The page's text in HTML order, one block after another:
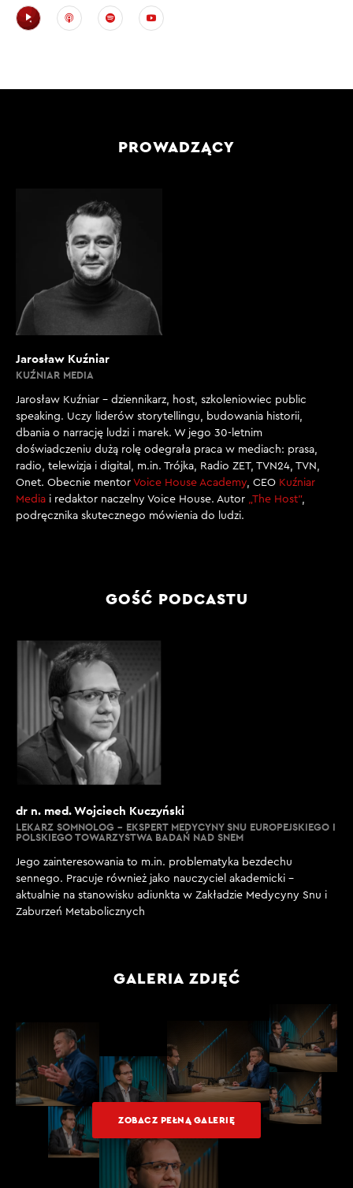
PROWADZĄCY
Jarosław Kuźniar
KUŹNIAR MEDIA
Jarosław Kuźniar – dziennikarz, host, szkoleniowiec public
speaking. Uczy liderów storytellingu, budowania historii,
dbania o narrację ludzi i marek. W jego 30-letnim
doświadczeniu dużą rolę odegrała praca w mediach: prasa,
radio, telewizja i digital, m.in. Trójka, Radio ZET, TVN24, TVN,
Onet. Obecnie mentor Voice House Academy, CEO Kuźniar
Media i redaktor naczelny Voice House. Autor „The Host”,
podręcznika skutecznego mówienia do ludzi.
GOŚĆ PODCASTU
dr n. med. Wojciech Kuczyński
LEKARZ SOMNOLOG - EKSPERT MEDYCYNY SNU EUROPEJSKIEGO I
POLSKIEGO TOWARZYSTWA BADAŃ NAD SNEM
Jego zainteresowania to m.in. problematyka bezdechu
sennego. Pracuje również jako nauczyciel akademicki –
aktualnie na stanowisku adiunkta w Zakładzie Medycyny Snu i
Zaburzeń Metabolicznych
GALERIA ZDJĘĆ
ZOBACZ PEŁNĄ GALERIĘ